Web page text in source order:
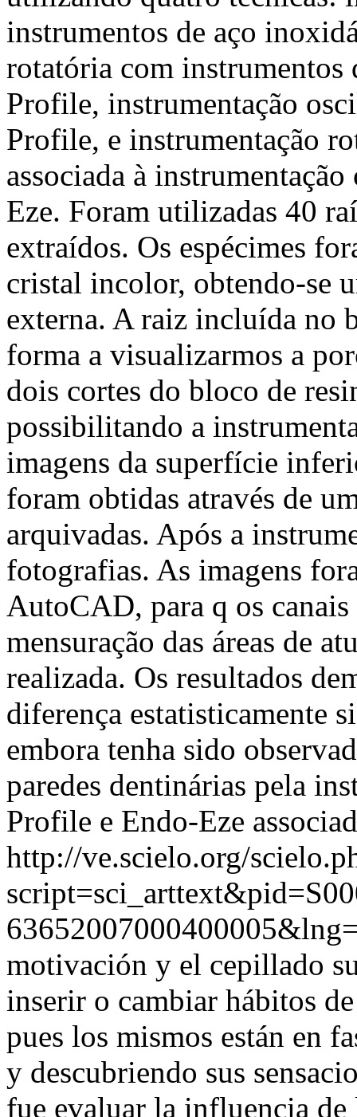
instrumentos de aço
rotatória com
Profile, instrumentação
Profile, e instrumentação
associada à
Eze. Foram utilizadas 40
extraídos. Os espécimes
cristal incolor, obtendo-se
externa. A raiz incluída no
forma a visualizarmos a
dois cortes do bloco de
possibilitando a
imagens da superfície
foram obtidas através de
arquivadas. Após a
fotografias. As imagens
AutoCAD, para q os canais
mensuração das áreas de
realizada. Os resultados
diferença estatisticamente
embora tenha sido
paredes dentinárias pela
Profile e Endo-Eze
http://ve.scielo.org/
motivación y el cepillado
inserir o cambiar hábitos
pues los mismos están en
y descubriendo sus
fue evaluar la influencia